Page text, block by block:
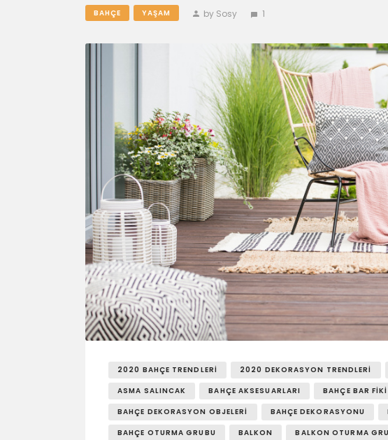
BAHÇE YAŞAM by Sosy 1
2020 BAHÇE TRENDLERI 2020 DEKORASYON TRENDLERI
ASMA SALINCAK
BAHÇE AKSESUARLARI BAHÇE BAR
BAHÇE DEKORASYON OBJELERI
BAHÇE DEKORASYONU
BAHÇE OTURMA GRUBU
BALKON BALKON OTURMA